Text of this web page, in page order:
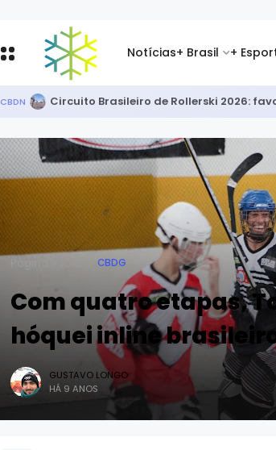
Notícias+ Brasil +
CBDN Após bronze nos EUA, Priscila Cid é
CBDG
Com quatro etapas,
hóquei inline
GUSTAVO LONGO
HÁ 9 ANOS